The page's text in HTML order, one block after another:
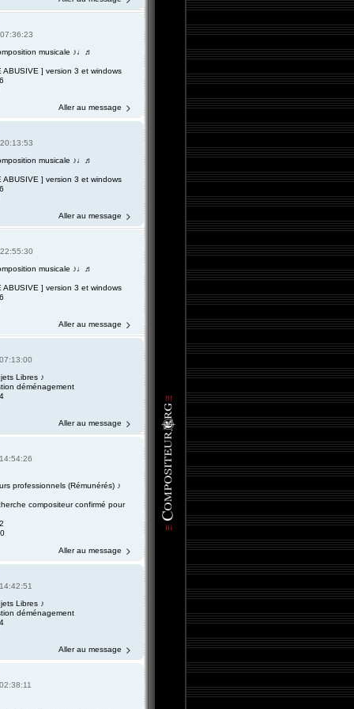
musicale ♪♩♬
ABUSIVE ] version 3 et windows
6
Aller au message
musicale ♪♩♬
ABUSIVE ] version 3 et windows
6
Aller au message
musicale ♪♩♬
ABUSIVE ] version 3 et windows
6
Aller au message
Libres ♪
déménagement
4
Aller au message
professionnels (Rémunérés) ♪
compositeur confirmé pour
2
Aller au message
Libres ♪
déménagement
4
Aller au message